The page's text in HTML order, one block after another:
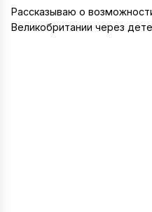
Рассказываю о
Великобритании через